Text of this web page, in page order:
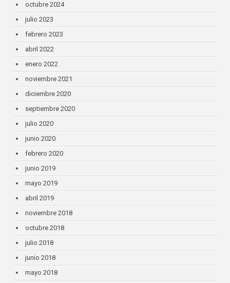
octubre 2024
julio 2023
febrero 2023
abril 2022
enero 2022
noviembre 2021
diciembre 2020
septiembre 2020
julio 2020
junio 2020
febrero 2020
junio 2019
mayo 2019
abril 2019
noviembre 2018
octubre 2018
julio 2018
junio 2018
mayo 2018